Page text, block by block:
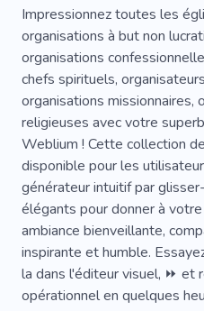
Personnes
Réfugié
Organisation Internationale
Catastrophe Naturelle
Soutien
Sauver Des
Complexe De Pays
Discrimination
Fondation
Hôpital
Humanité
Adoption
Antique
Impressionnez toutes les
organisations à but non
organisations
chefs spirituels,
organisations
religieuses avec votre
Weblium ! Cette collection
disponible pour les
générateur intuitif par
élégants pour donner à
ambiance bienveillante,
inspirante et humble.
la dans l'éditeur visuel, ⏩ et
opérationnel en quelques